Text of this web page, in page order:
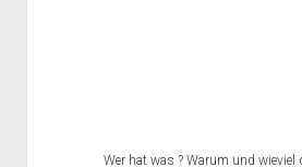
Wer hat was ? Warum und wieviel